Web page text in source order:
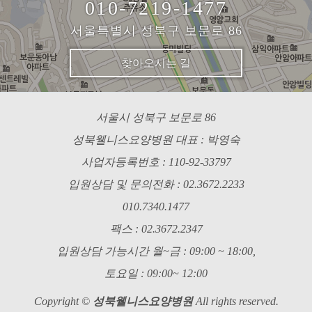
010-7219-1477
서울특별시 성북구 보문로 86
찾아오시는 길
서울시 성북구 보문로 86
성북웰니스요양병원 대표 : 박영숙
사업자등록번호 : 110-92-33797
입원상담 및 문의전화 : 02.3672.2233
010.7340.1477
팩스 : 02.3672.2347
입원상담 가능시간 월~금 : 09:00 ~ 18:00,
토요일 : 09:00~ 12:00
Copyright © 성북웰니스요양병원All rights reserved.